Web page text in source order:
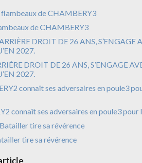
de CHAMBERY3
DROIT DE 26 ANS, S’ENGAGE
2027.
connaît ses adversaires en poule3 pour
tire sa révérence